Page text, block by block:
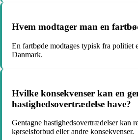
Hvem modtager man en
En fartbøde modtages typisk fra politiet
Danmark.
Hvilke konsekvenser kan en
hastighedsovertrædelse have?
Gentagne hastighedsovertrædelser kan
kørselsforbud eller andre konsekvenser.